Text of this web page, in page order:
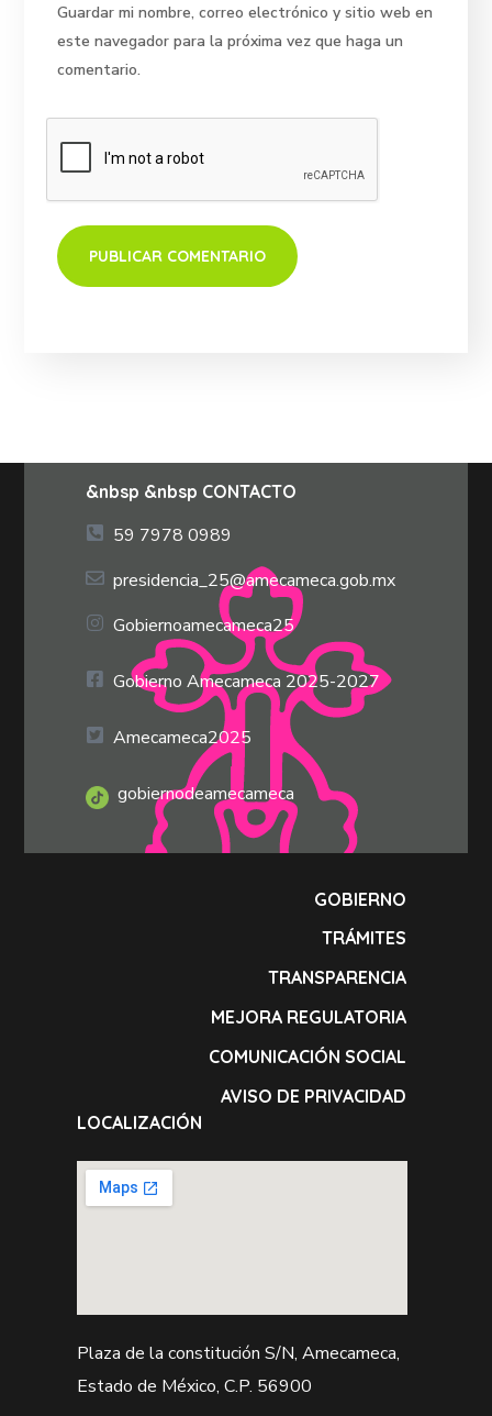
Guardar mi nombre, correo electrónico y sitio web en
este navegador para la próxima vez que haga un
comentario.
&nbsp &nbsp CONTACTO
59 7978 0989
presidencia_25@amecameca.gob.mx
Gobiernoamecameca25
Gobierno Amecameca 2025-2027
Amecameca2025
gobiernodeamecameca
GOBIERNO
TRÁMITES
TRANSPARENCIA
MEJORA REGULATORIA
COMUNICACIÓN SOCIAL
AVISO DE PRIVACIDAD
LOCALIZACIÓN
Plaza de la constitución S/N, Amecameca,
Estado de México, C.P. 56900